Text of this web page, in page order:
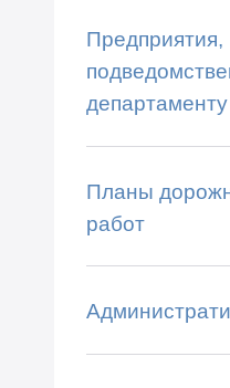
Предприятия,
департаменту
Планы
работ